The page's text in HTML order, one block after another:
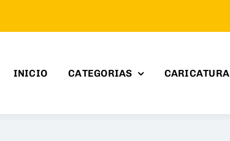
INICIO CATEGORIAS CARICATURA